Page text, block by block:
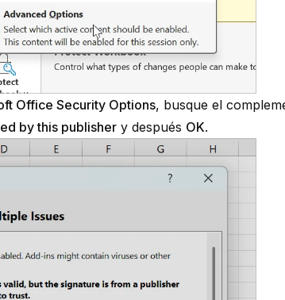
Office Security Options, busque el
by this publisher y después OK.